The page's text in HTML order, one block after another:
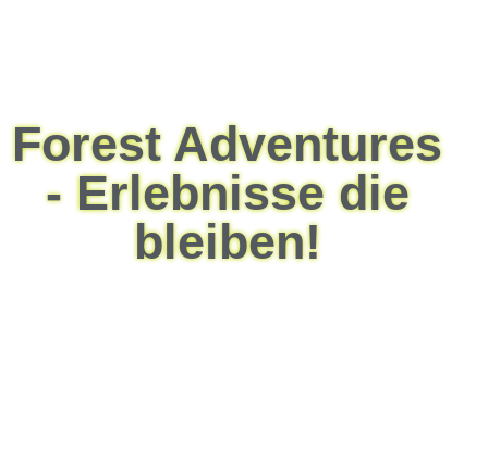
Forest Adventures
- Erlebnisse die
bleiben!